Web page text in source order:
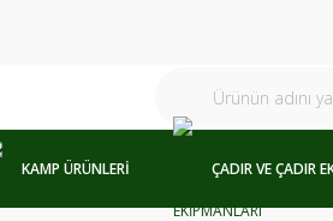
KAMP ÜRÜNLERİ ÇADIR VE ÇADIR